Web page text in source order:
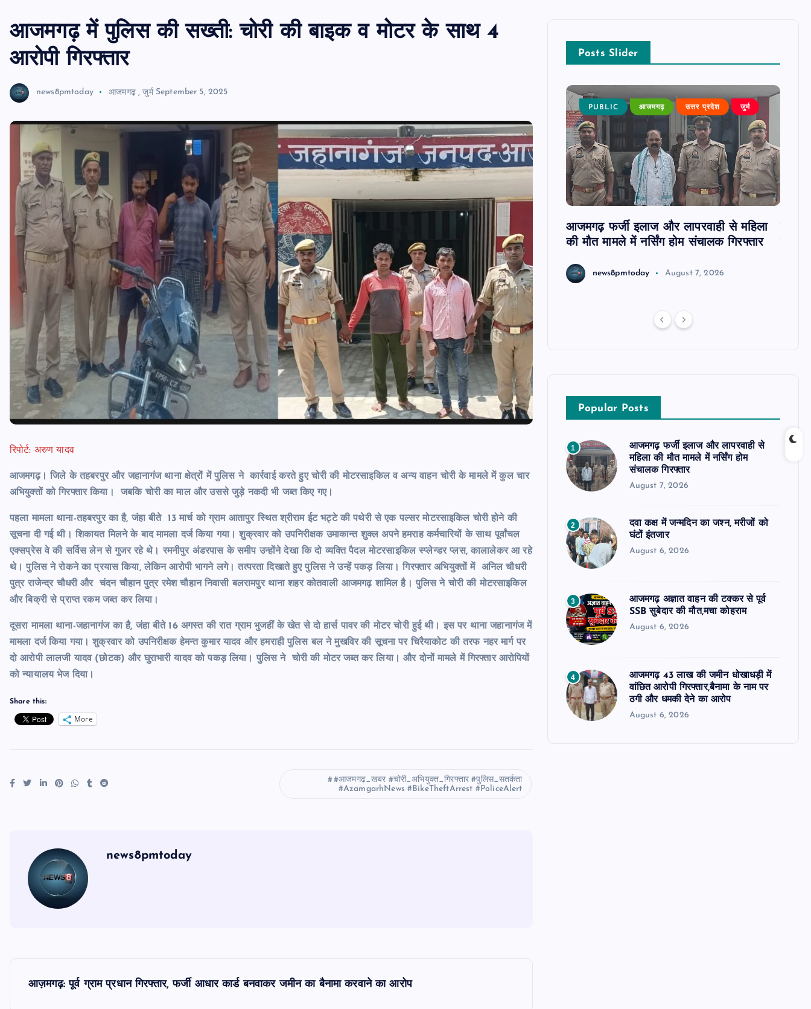
आजमगढ़ में पुलिस की सख्ती: चोरी की बाइक व मोटर के साथ 4
आरोपी गिरफ्तार
news8pmtoday आजमगढ़,जुर्म September 5, 2025
रिपोर्ट: अरुण यादव
आजमगढ़। जिले के तहबरपुर और जहानागंज थाना क्षेत्रों में पुलिस ने कार्रवाई करते हुए चोरी की मोटरसाइकिल व अन्य वाहन चोरी के मामले में कुल चार
अभियुक्तों को गिरफ्तार किया। जबकि चोरी का माल और उससे जुड़े नकदी भी जब्त किए गए।
पहला मामला थाना-तहबरपुर का है, जंहा बीते 13 मार्च को ग्राम आतापुर स्थित श्रीराम ईट भट्टे की पथेरी से एक पल्सर मोटरसाइकिल चोरी होने की
सूचना दी गई थी। शिकायत मिलने के बाद मामला दर्ज किया गया। शुक्रवार को उपनिरीक्षक उमाकान्त शुक्ल अपने हमराह कर्मचारियों के साथ पूर्वांचल
एक्सप्रेस वे की सर्विस लेन से गुजर रहे थे। रमनीपुर अंडरपास के समीप उन्होंने देखा कि दो व्यक्ति पैदल मोटरसाइकिल स्प्लेन्डर प्लस, कालालेकर आ रहे
थे। पुलिस ने रोकने का प्रयास किया, लेकिन आरोपी भागने लगे। तत्परता दिखाते हुए पुलिस ने उन्हें पकड़ लिया। गिरफ्तार अभियुक्तों में अनिल चौधरी
पुत्र राजेन्द्र चौधरी और चंदन चौहान पुत्र रमेश चौहान निवासी बलरामपुर थाना शहर कोतवाली आजमगढ़ शामिल है। पुलिस ने चोरी की मोटरसाइकिल
और बिक्री से प्राप्त रकम जब्त कर लिया।
दूसरा मामला थाना-जहानागंज का है, जंहा बीते 16 अगस्त की रात ग्राम भुजहीं के खेत से दो हार्स पावर की मोटर चोरी हुई थी। इस पर थाना जहानागंज में
मामला दर्ज किया गया। शुक्रवार को उपनिरीक्षक हेमन्त कुमार यादव और हमराही पुलिस बल ने मुखविर की सूचना पर चिरैयाकोट की तरफ नहर मार्ग पर
दो आरोपी लालजी यादव (छोटक) और घुराभारी यादव को पकड़ लिया। पुलिस ने चोरी की मोटर जब्त कर लिया। और दोनों मामले में गिरफ्तार आरोपियों
को न्यायालय भेज दिया।
Share this:
More
#आजमगढ़_खबर #चोरी_अभियुक्त_गिरफ्तार #पुलिस_सतर्कता
#AzamgarhNews #BikeTheftArrest #PoliceAlert
news8pmtoday
आज़मगढ़: पूर्व ग्राम प्रधान गिरफ्तार, फर्जी आधार कार्ड बनवाकर जमीन का बैनामा करवाने का आरोप
Posts Slider
डॉ. धनन्जय पाण्डेय बने अध्यक्ष, डॉ. अलेन्द्र कुमार
सचिव निर्विरोध निर्वाचित
news8pmtoday August 6, 2026
PUBLIC आजमगढ़ उत्तर प्रदेश जुर्म
आजमगढ़ फर्जी इलाज और लापरवाही से महिला
की मौत मामले में नर्सिंग होम संचालक गिरफ्तार
news8pmtoday August 7, 2026
दवा
इंतजार
Popular Posts
1
आजमगढ़ फर्जी इलाज और लापरवाही से
महिला की मौत मामले में नर्सिंग होम
संचालक गिरफ्तार
August 7, 2026
2
दवा कक्ष में जन्मदिन का जश्न, मरीजों को
घंटों इंतजार
August 6, 2026
3
आजमगढ़ अज्ञात वाहन की टक्कर से पूर्व
SSB सुबेदार की मौत,मचा कोहराम
August 6, 2026
4
आजमगढ़ 43 लाख की जमीन धोखाधड़ी में
वांछित आरोपी गिरफ्तार,बैनामा के नाम पर
ठगी और धमकी देने का आरोप
August 6, 2026